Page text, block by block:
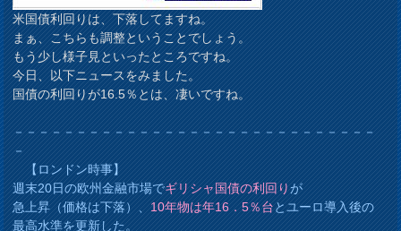
米国債利回りは、下落してますね。
まぁ、こちらも調整ということでしょう。
もう少し様子見といったところですね。
今日、以下ニュースをみました。
国債の利回りが16.5％とは、凄いですね。
－－－－－－－－－－－－－－－－－－－－－－－－－－－－－
－
【ロンドン時事】
週末20日の欧州金融市場でギリシャ国債の利回りが
急上昇（価格は下落）、10年物は年16．5％台とユーロ導入後の
最高水準を更新した。